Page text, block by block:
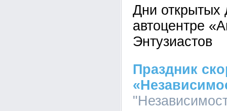
Дни открытых
автоцентре
Энтузиастов
Праздник